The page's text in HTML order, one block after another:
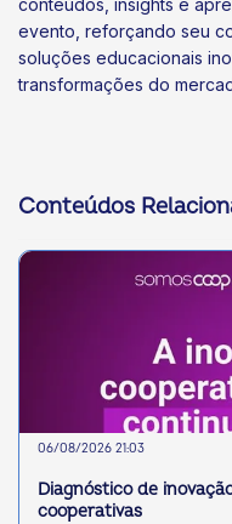
conteúdos, insights e
evento, reforçando seu
soluções educacionais
transformações do
Conteúdos
06/08/2026 21:03
Diagnóstico de
cooperativas